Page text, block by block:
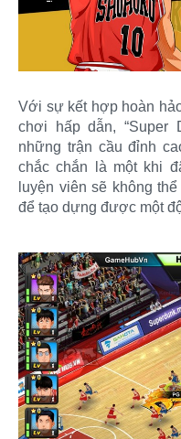
Với sự kết hợp hoàn
chơi hấp dẫn, “Super
những trận cầu đỉnh
chắc chắn là một khi
luyện viên sẽ không
để tạo dựng được một